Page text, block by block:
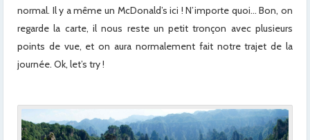
normal. Il y a même un McDonald’s ici ! N’importe quoi… Bon, on
regarde la carte, il nous reste un petit tronçon avec plusieurs
points de vue, et on aura normalement fait notre trajet de la
journée. Ok, let’s try !